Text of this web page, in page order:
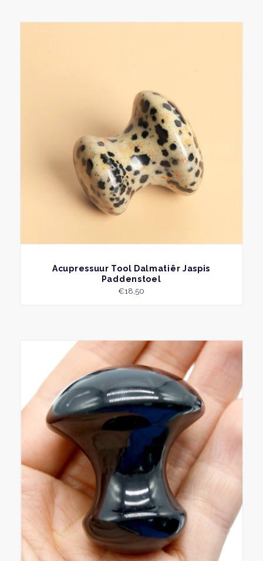
BEKIJK
Acupressuur Tool Dalmatiër Jaspis
Paddenstoel
€18,50